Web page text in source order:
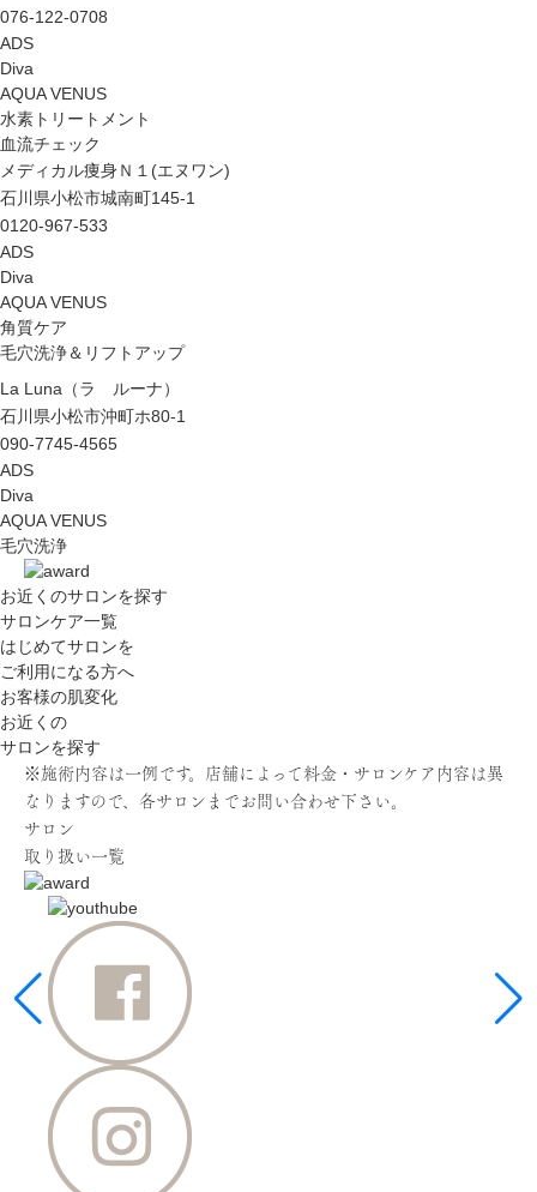
076-122-0708
ADS
Diva
AQUA VENUS
水素トリートメント
血流チェック
メディカル痩身Ｎ１(エヌワン)
石川県小松市城南町145-1
0120-967-533
ADS
Diva
AQUA VENUS
角質ケア
毛穴洗浄＆リフトアップ
La Luna（ラ ルーナ）
石川県小松市沖町ホ80-1
090-7745-4565
ADS
Diva
AQUA VENUS
毛穴洗浄
お近くのサロンを探す
サロンケア一覧
はじめてサロンを
ご利用になる方へ
お客様の肌変化
お近くの
サロンを探す
※施術内容は一例です。店舗によって料金・サロンケア内容は異
なりますので、各サロンまでお問い合わせ下さい。
サロン
取り扱い一覧